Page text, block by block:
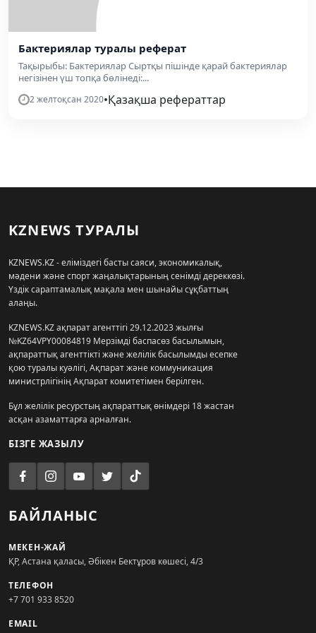
Бактериялар туралы реферат
Тақырыбы: Бактериялар Сыртқы пішінде қарай бактериялар
негізінен үш топқа бөлінеді:...
2 желтоқсан 2020•Қазақша рефераттар
KZNEWS ТУРАЛЫ
KZNEWS.KZ - еліміздегі басты саяси, экономикалық,
мәдени және спорт жаңалықтарының сенімді дереккөзі.
Үздік сараптамалық мақала мен шынайы сұқбаттың
алаңы.
KZNEWS.KZ ақпарат агенттігі 29.12.2023 жылғы
№KZ64VPY00084819 Мерзімді баспасөз басылымын,
ақпараттық агенттікті және желілік басылымды есепке
қою туралы куәлігі, Ақпарат және коммуникация
министрлігінің Ақпарат комитетімен берілген.
Бұл желілік ресурстың ақпараттық өнімдері 18 жастан
асқан азаматтарға арналған.
БІЗГЕ ЖАЗЫЛУ
БАЙЛАНЫС
МЕКЕН-ЖАЙ
ҚР, Астана қаласы, Әбікен Бектұров көшесі, 4/3
ТЕЛЕФОН
+7 701 933 8520
EMAIL